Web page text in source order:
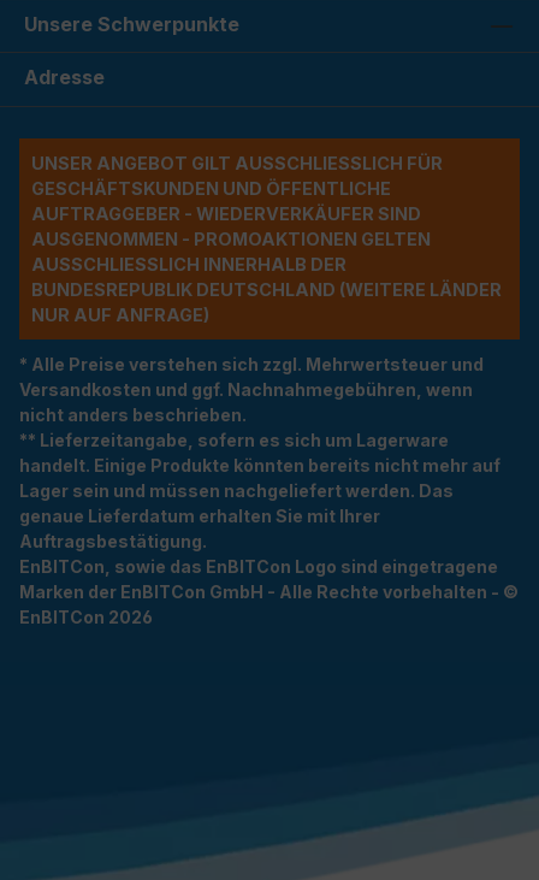
Unsere Schwerpunkte
Adresse
UNSER ANGEBOT GILT AUSSCHLIESSLICH FÜR G
ESCHÄFTSKUNDEN UND ÖFFENTLICHE A
UFTRAGGEBER - WIEDERVERKÄUFER SIND A
USGENOMMEN - PROMOAKTIONEN GELTEN A
USSCHLIESSLICH INNERHALB DER BU
NDESREPUBLIK DEUTSCHLAND (WEITERE LÄNDER NU
R AUF ANFRAGE)
* Alle Preise verstehen sich zzgl. Mehrwertsteuer und
Versandkosten und ggf. Nachnahmegebühren, wenn
nicht anders beschrieben.
** Lieferzeitangabe, sofern es sich um Lagerware
handelt. Einige Produkte könnten bereits nicht mehr auf
Lager sein und müssen nachgeliefert werden. Das
genaue Lieferdatum erhalten Sie mit Ihrer
Auftragsbestätigung.
EnBITCon, sowie das EnBITCon Logo sind eingetragene
Marken der EnBITCon GmbH - Alle Rechte vorbehalten - ©
EnBITCon 2026